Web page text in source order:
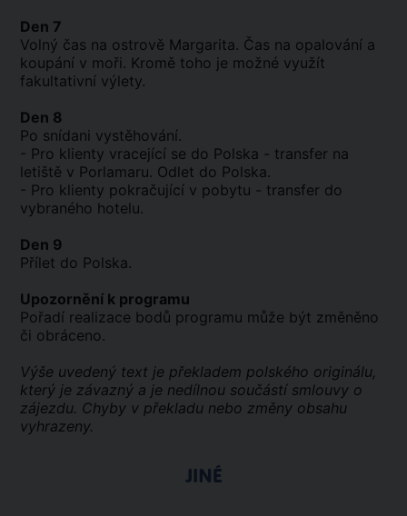
Den 7
Volný čas na ostrově Margarita. Čas na opalování a
koupání v moři. Kromě toho je možné využít
fakultativní výlety.
Den 8
Po snídani vystěhování.
- Pro klienty vracející se do Polska - transfer na
letiště v Porlamaru. Odlet do Polska.
- Pro klienty pokračující v pobytu - transfer do
vybraného hotelu.
Den 9
Přílet do Polska.
Upozornění k programu
Pořadí realizace bodů programu může být změněno
či obráceno.
Výše uvedený text je překladem polského originálu,
který je závazný a je nedílnou součástí smlouvy o
zájezdu. Chyby v překladu nebo změny obsahu
vyhrazeny.
JINÉ